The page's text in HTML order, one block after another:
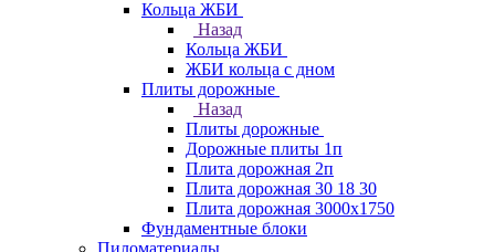
Кольца ЖБИ
Назад
Кольца ЖБИ
ЖБИ кольца с дном
Плиты дорожные
Назад
Плиты дорожные
Дорожные плиты 1п
Плита дорожная 2п
Плита дорожная 30 18 30
Плита дорожная 3000х1750
Фундаментные блоки
Пиломатериалы